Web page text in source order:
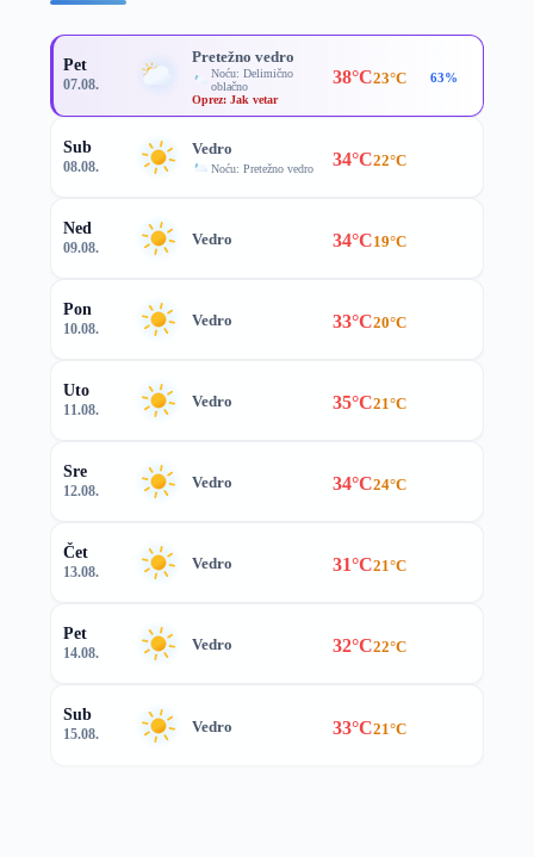
Pet
07.08.
Pretežno vedro
Noću: Delimično
oblačno
Oprez: Jak vetar
38°C23°C 63%
Sub
08.08.
Vedro
Noću: Pretežno vedro 34°C22°C
Ned
09.08. Vedro 34°C19°C
Pon
10.08. Vedro 33°C20°C
Uto
11.08. Vedro 35°C21°C
Sre
12.08. Vedro 34°C24°C
Čet
13.08. Vedro 31°C21°C
Pet
14.08. Vedro 32°C22°C
Sub
15.08. Vedro 33°C21°C